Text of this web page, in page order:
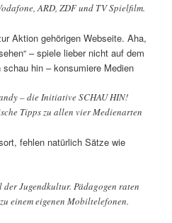
ARD, ZDF und TV Spielfilm.
Aktion gehörigen Webseite. Aha,
– spiele lieber nicht auf dem
hin – konsumiere Medien
– die Initiative SCHAU HIN!
Tipps zu allen vier Medienarten
fehlen natürlich Sätze wie
Jugendkultur. Pädagogen raten
zu einem eigenen Mobiltelefonen.